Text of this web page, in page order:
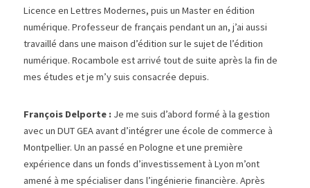
Licence en Lettres Modernes, puis un Master en édition
numérique. Professeur de français pendant un an, j’ai aussi
travaillé dans une maison d’édition sur le sujet de l’édition
numérique. Rocambole est arrivé tout de suite après la fin de
mes études et je m’y suis consacrée depuis.
François Delporte : Je me suis d’abord formé à la gestion
avec un DUT GEA avant d’intégrer une école de commerce à
Montpellier. Un an passé en Pologne et une première
expérience dans un fonds d’investissement à Lyon m’ont
amené à me spécialiser dans l’ingénierie financière. Après